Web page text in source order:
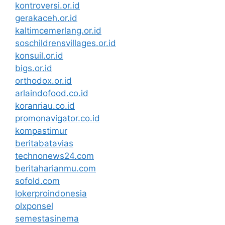
kontroversi.or.id
gerakaceh.or.id
kaltimcemerlang.or.id
soschildrensvillages.or.id
konsuil.or.id
bigs.or.id
orthodox.or.id
arlaindofood.co.id
koranriau.co.id
promonavigator.co.id
kompastimur
beritabatavias
technonews24.com
beritaharianmu.com
sofold.com
lokerproindonesia
olxponsel
semestasinema